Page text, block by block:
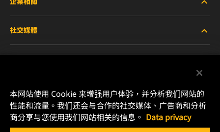
重型設備車輛
小客車與商用車
關於WIX
聯絡我們
職涯發展
社交媒體
Instagram
YouTube
本网站使用 Cookie 来增强用户体验，并分析我们网站的
性能和流量。我们还会与合作的社交媒体、广告商和分析
商分享与您使用我们网站相关的信息。 Data privacy